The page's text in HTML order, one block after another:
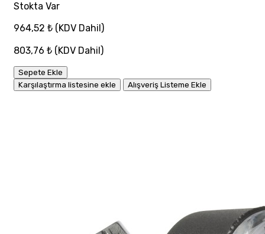
Stokta Var
964,52 ₺ (KDV Dahil)
803,76 ₺ (KDV Dahil)
Sepete Ekle
Karşılaştırma listesine ekle
Alışveriş Listeme Ekle